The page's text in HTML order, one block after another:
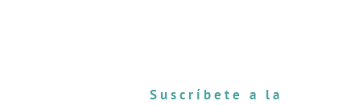
Suscríbete a la